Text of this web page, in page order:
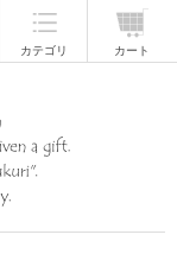
カテゴリ カート